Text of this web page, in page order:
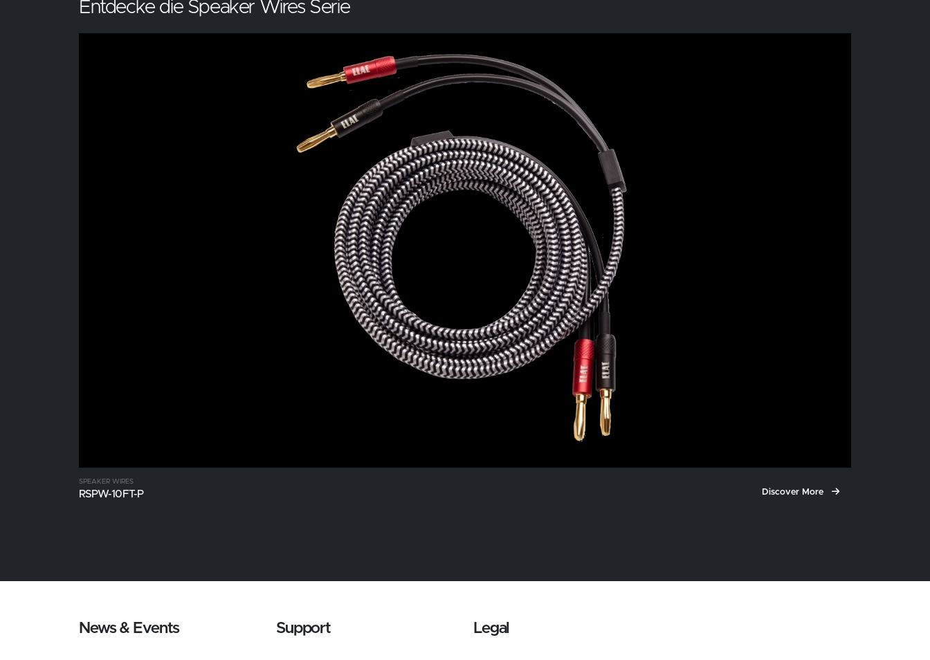
Entdecke die Speaker Wires Serie
SPEAKER WIRES
RSPW-10FT-P Discover More
News & Events Support Legal